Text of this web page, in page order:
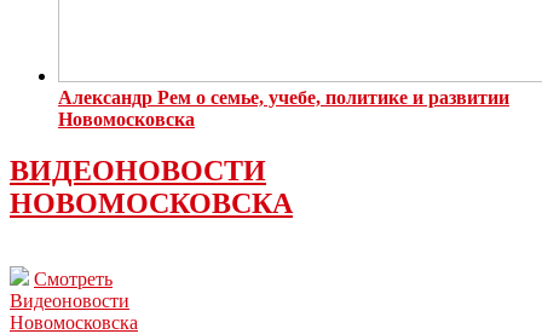
Александр Рем о семье, учебе, политике и развитии
Новомосковска
ВИДЕОНОВОСТИ
НОВОМОСКОВСКА
Смотреть
Видеоновости
Новомосковска